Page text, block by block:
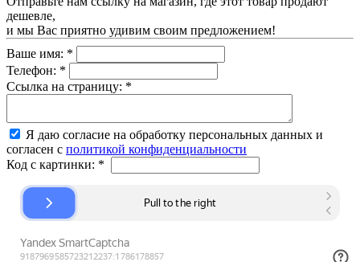
дешевле,
и мы Вас приятно удивим своим предложением!
Ваше имя: *
Телефон: *
Ссылка на страницу: *
Я даю согласие на обработку персональных данных и
согласен с политикой конфиденциальности
Код с картинки: *